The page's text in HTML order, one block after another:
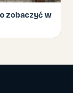
zobaczyć w